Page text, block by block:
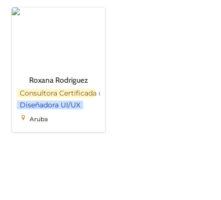
Roxana Rodriguez
Roxana Rodriguez
Consultora Certificada de Notion
Diseñadora UI/UX
Aruba